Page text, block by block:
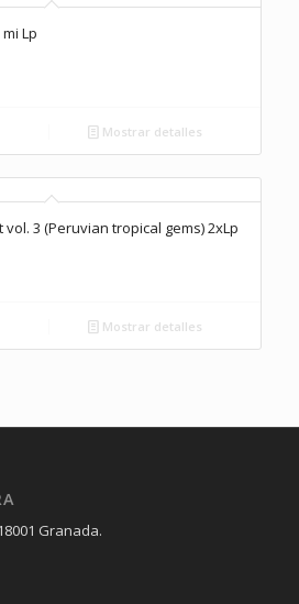
Lp
Mostrar detalles
3 (Peruvian tropical gems) 2xLp
Mostrar detalles
Granada.